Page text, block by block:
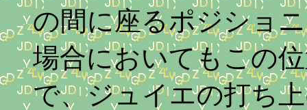
の間に座るポジショ
場合においてもこの
で、ジュイエの打ち